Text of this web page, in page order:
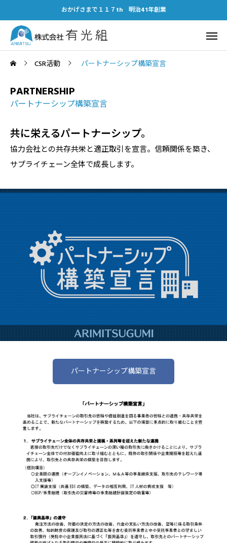
おかげさまで１１７th 明治41年創業
CSR活動 パートナーシップ構築宣言
PARTNERSHIP
パートナーシップ構築宣言
共に栄えるパートナーシップ。
協力会社との共存共栄と適正取引を宣言。信頼関係を築き、
サプライチェーン全体で成長します。
パートナーシップ構築宣言